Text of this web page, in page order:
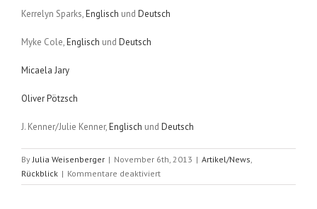
Kerrelyn Sparks,Englisch und Deutsch
Myke Cole,Englisch und Deutsch
Micaela Jary
Oliver Pötzsch
J. Kenner/Julie Kenner,Englisch und Deutsch
ByJulia Weisenberger | November 6th, 2013 | Artikel/News,
Rückblick | Kommentare deaktiviertfür
Rückblick